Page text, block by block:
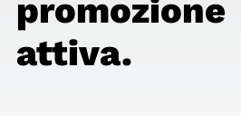
promozione
attiva.